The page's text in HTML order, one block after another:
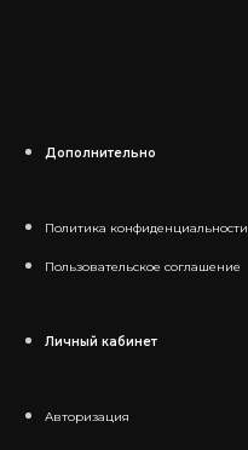
Дополнительно
Политика конфиденциальности
Пользовательское соглашение
Личный кабинет
Авторизация